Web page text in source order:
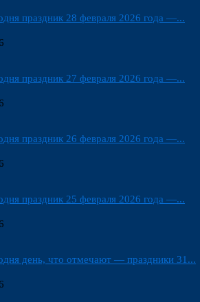
праздник 28 февраля 2026 года —...
праздник 27 февраля 2026 года —...
праздник 26 февраля 2026 года —...
праздник 25 февраля 2026 года —...
день, что отмечают — праздники 31...